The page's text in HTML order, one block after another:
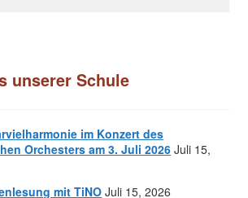
unserer Schule
im Konzert des
Orchesters am 3. Juli 2026 Juli 15,
mit TiNO Juli 15, 2026